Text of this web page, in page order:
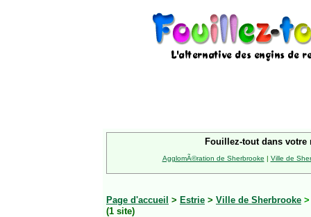
Fouillez-tout dans votre
AgglomÃ©ration de Sherbrooke | Ville de
Page d'accueil > Estrie > Ville de Sherbrooke
(1 site)